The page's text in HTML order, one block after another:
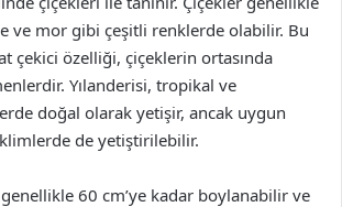
ve mor gibi çeşitli renklerde olabilir. Bu
çekici özelliği, çiçeklerin ortasında
Yılanderisi, tropikal ve
doğal olarak yetişir, ancak uygun
de yetiştirilebilir.
60 cm’ye kadar boylanabilir ve